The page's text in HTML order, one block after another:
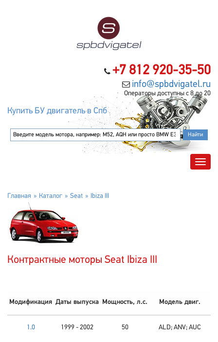
+7 812 920-35-50
info@spbdvigatel.ru
Операторы доступны с 8 до 20
Купить БУ двигатель в Спб
Главная Каталог Seat Ibiza III
Контрактные моторы Seat Ibiza III
Модификация Даты выпуска Мощность, л.с. Модель двиг.
1.0 1999 - 2002 50 ALD; ANV; AUC